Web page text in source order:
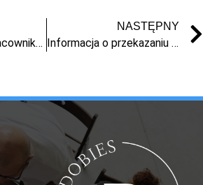
Informacja dla pracowników Markit-2 Sp. z o.o. w sprawie terminu wydawania PIT-11
NASTĘPNY
Informacja o przekazaniu dokumentacji osobowo-płacowej i wydawaniu dokumentów dla byłych pracowników Pomorskiej Fabryki Mebli Sp. z o.o. w likwidacji w upadłości z siedzibą w Nowem